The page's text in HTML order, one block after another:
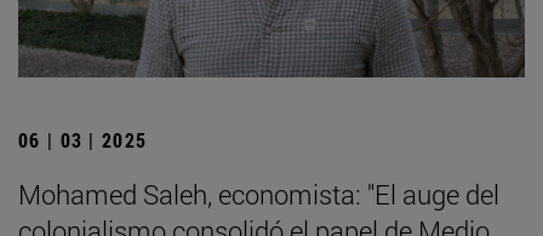
06 | 03 | 2025
Mohamed Saleh, economista: "El auge del